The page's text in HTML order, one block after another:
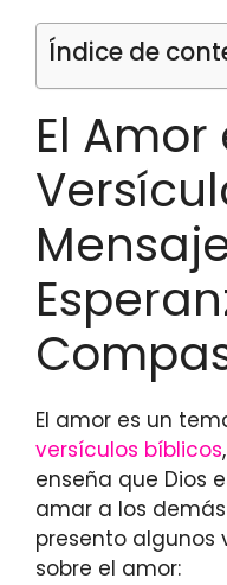
Índice de
El Amor
El amor es un
versículos bíblicos
enseña que Dios
amar a los
presento algunos
sobre el amor: